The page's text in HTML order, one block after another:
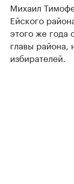
Михаил
Ейского
этого же года
главы района,
избирателей.